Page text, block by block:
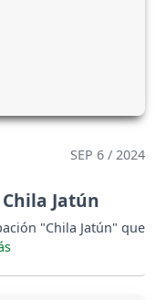
SEP 6 / 2024
Jatún
"Chila Jatún" que